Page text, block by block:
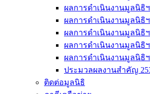
ผลการดำเนินงานมูลนิธิฯ
ผลการดำเนินงานมูลนิธิฯ
ผลการดำเนินงานมูลนิธิฯ
ผลการดำเนินงานมูลนิธิฯ
ผลการดำเนินงานมูลนิธิฯ
ประมวลผลงานสำคัญ
ติดต่อมูลนิธิ